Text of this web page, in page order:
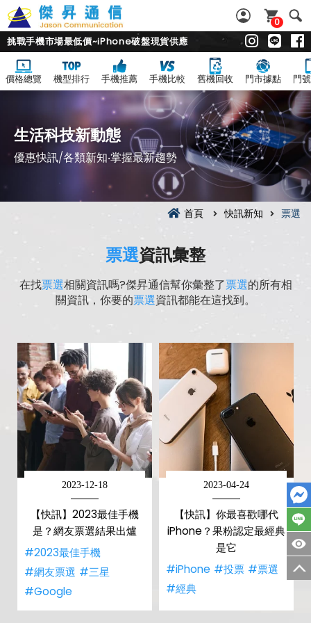
0
挑戰手機市場最低價~iPhone破盤現貨供應
價格總覽 機型排行 手機推薦 手機比較 舊機回收 門市據點 門
生活科技新動態
優惠快訊/各類新知‧掌握最新趨勢
首頁 快訊新知 票選
票選資訊彙整
在找票選相關資訊嗎?傑昇通信幫你彙整了票選的所有相
關資訊，你要的票選資訊都能在這找到。
2023-12-18
【快訊】2023最佳手機
是？網友票選結果出爐
#2023最佳手機
#網友票選 #三星
#Google
2023-04-24
【快訊】你最喜歡哪代
iPhone？果粉認定最經典
是它
#iPhone #投票 #票選
#經典